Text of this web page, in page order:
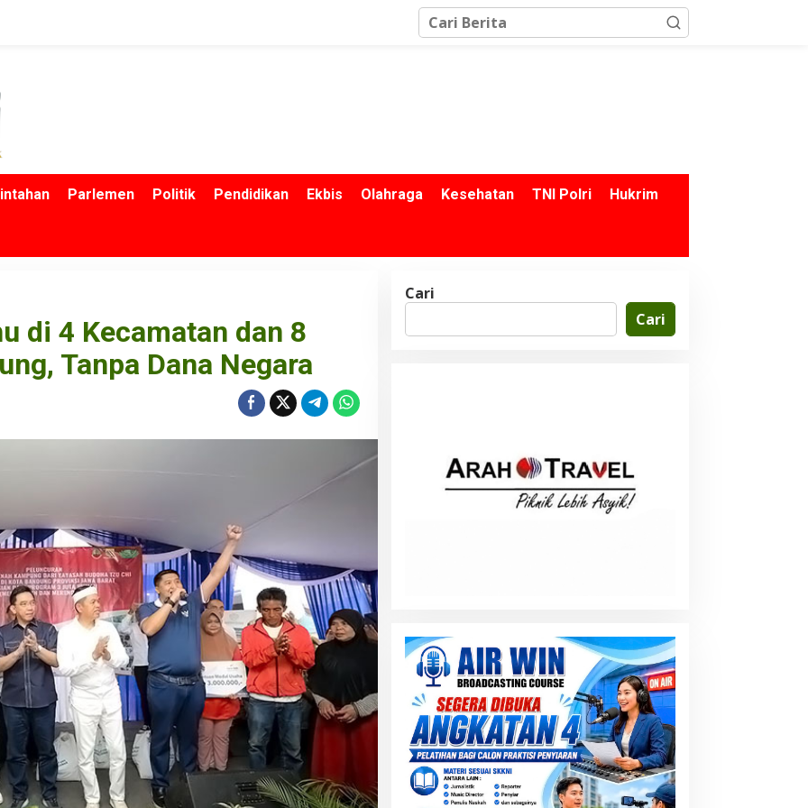
Parlemen Politik Pendidikan Ekbis Olahraga Kesehatan TNI Polri Hukrim
di 4 Kecamatan dan 8
Tanpa Dana Negara
Cari
Cari